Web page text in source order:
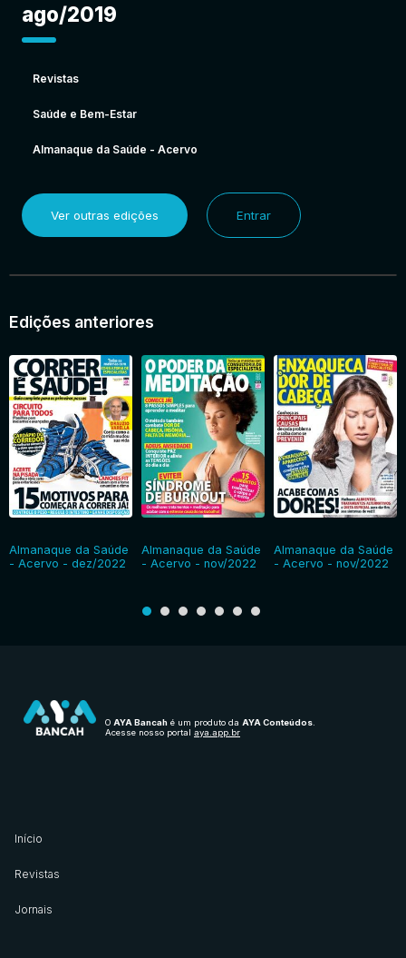
ago/2019
Revistas
Saúde e Bem-Estar
Almanaque da Saúde - Acervo
Ver outras edições Entrar
Edições anteriores
Almanaque da Saúde
- Acervo - dez/2022
Almanaque da Saúde
- Acervo - nov/2022
Almanaque da Saúde
- Acervo - nov/2022
O AYA Bancah é um produto da AYA Conteúdos.
Acesse nosso portal aya.app.br
Início
Revistas
Jornais